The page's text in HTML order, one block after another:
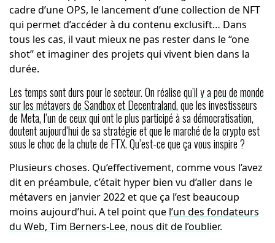
cadre d’une OPS, le lancement d’une collection de NFT
qui permet d’accéder à du contenu exclusift… Dans
tous les cas, il vaut mieux ne pas rester dans le “one
shot” et imaginer des projets qui vivent bien dans la
durée.
Les temps sont durs pour le secteur. On réalisequ’il y a peu de monde
sur les métavers de Sandbox et Decentraland, que les investisseurs
de Meta, l’un de ceux qui ont le plus participé à sa démocratisation,
doutent aujourd’hui de sa stratégie et que le marché de la crypto est
sous le choc de la chute de FTX. Qu’est-ce que ça vous inspire ?
Plusieurs choses. Qu’effectivement, comme vous l’avez
dit en préambule, c’était hyper bien vu d’aller dans le
métavers en janvier 2022 et que ça l’est beaucoup
moins aujourd’hui. A tel point que l’un des fondateurs
du Web, Tim Berners-Lee, nous dit de l’oublier.